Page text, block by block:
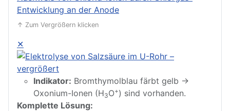
↑ Zum Vergrößern klicken
✕
Indikator: Bromthymolblau färbt gelb →
Oxonium-Ionen (H3O+) sind vorhanden.
Komplette Lösung: